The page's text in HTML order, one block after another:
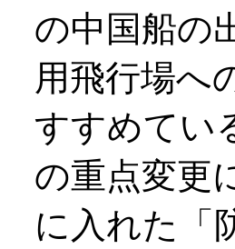
の中国船の
用飛行場へ
すすめてい
の重点変更
に入れた「